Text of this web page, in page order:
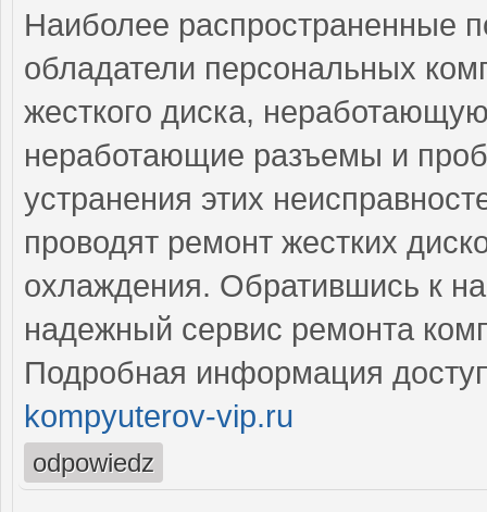
Наиболее распространенные
обладатели персональных
жесткого диска,
неработающие разъемы и
устранения этих
проводят ремонт жестких
охлаждения. Обратившись к
надежный сервис ремонта
Подробная информация
kompyuterov-vip.ru
odpowiedz